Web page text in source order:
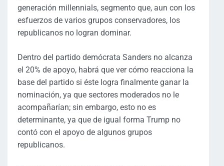
generación millennials, segmento que, aun con los
esfuerzos de varios grupos conservadores, los
republicanos no logran dominar.
Dentro del partido demócrata Sanders no alcanza
el 20% de apoyo, habrá que ver cómo reacciona la
base del partido si éste logra finalmente ganar la
nominación, ya que sectores moderados no le
acompañarían; sin embargo, esto no es
determinante, ya que de igual forma Trump no
contó con el apoyo de algunos grupos
republicanos.